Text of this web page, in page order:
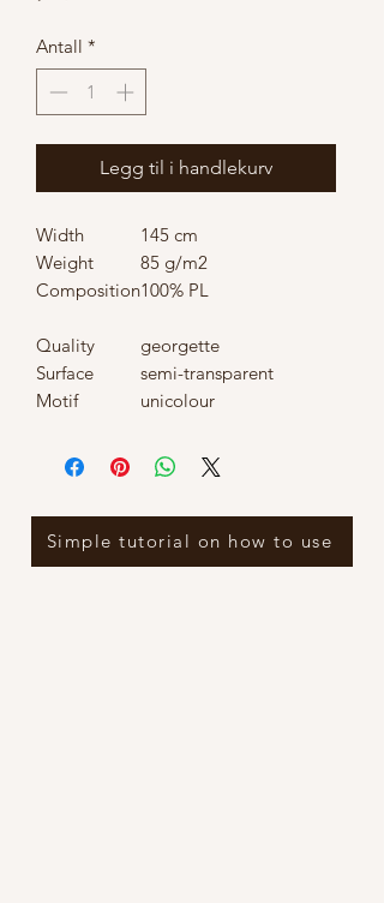
Antall *
Legg til i handlekurv
Width
145 cm
Weight
85 g/m2
Composition100% PL
Quality
georgette
Surface
semi-transparent
Motif
unicolour
Simple tutorial on how to use